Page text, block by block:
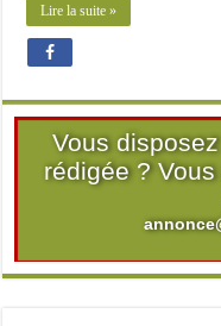
Lire la suite »
Vous
rédigée ?